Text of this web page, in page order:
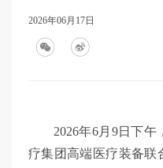
2026年06月17日
2026年6月9日下
疗集团高端医疗装备联